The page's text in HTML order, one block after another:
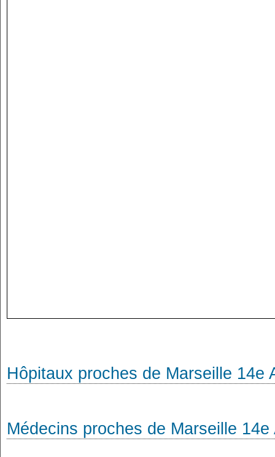
Hôpitaux proches de Marseille 14e
Médecins proches de Marseille